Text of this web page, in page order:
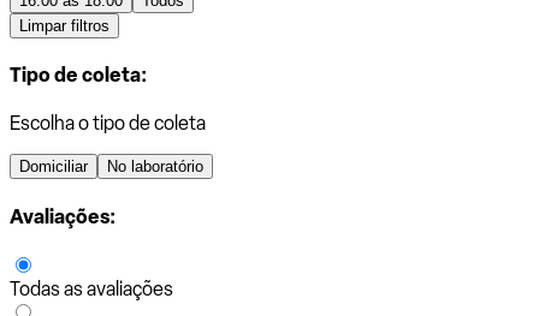
Limpar filtros
Tipo de coleta:
Escolha o tipo de coleta
Domiciliar No laboratório
Avaliações:
Todas as avaliações